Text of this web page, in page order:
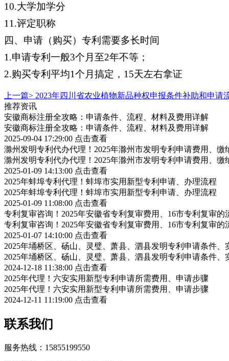
10.大学加学分
11.评定职称
四、申请（购买）专利需要多长时间
1.申请专利一般3个月至2年不等；
2.购买专利平均1个月搞定，15天左右拿证
上一篇> 2023年四川省农业植物新品种权申报条件补助和申请
推荐资讯
安徽商标注册全攻略：申请条件、流程、材料及费用详解
安徽商标注册全攻略：申请条件、流程、材料及费用详解
2025-09-04 17:29:00 点击查看
滁州发明专利代办代理！2025年滁州市发明专利申请费用、缴
滁州发明专利代办代理！2025年滁州市发明专利申请费用、缴
2025-01-09 14:13:00 点击查看
2025年蚌埠专利代理！蚌埠市实用新型专利申请、办理流程
2025年蚌埠专利代理！蚌埠市实用新型专利申请、办理流程
2025-01-09 11:08:00 点击查看
专利复审咨询！2025年安徽省专利复审费用、16市专利复审的
专利复审咨询！2025年安徽省专利复审费用、16市专利复审的
2025-01-07 14:10:00 点击查看
2025年埇桥区、砀山、灵璧、萧县、泗县发明专利申请条件、
2025年埇桥区、砀山、灵璧、萧县、泗县发明专利申请条件、
2024-12-18 11:38:00 点击查看
2025年代理！六安实用新型专利申请所需费用、申请步骤
2025年代理！六安实用新型专利申请所需费用、申请步骤
2024-12-11 11:19:00 点击查看
联系我们
服务热线：15855199550